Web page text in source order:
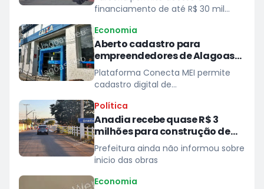
entregadores
financiamento de até R$ 30 mil
plataforma
Economia
Aberto cadastro para
empreendedores de Alagoas
prestarem serviços à Caixa
Plataforma Conecta MEI permite
cadastro digital de
para atender demandas de
pequeno porte das unidades do
banco
Política
Anadia recebe quase R$ 3
milhões para construção de
casas populares
Prefeitura ainda não informou sobre
inicio das obras
Economia